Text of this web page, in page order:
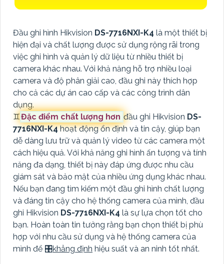
Đầu ghi hình Hikvision DS-7716NXI-K4 là một thiết bị
hiện đại và chất lượng được sử dụng rộng rãi trong
việc ghi hình và quản lý dữ liệu từ nhiều thiết bị
camera khác nhau. Với khả năng hỗ trợ nhiều loại
camera và độ phân giải cao, đầu ghi này thích hợp
cho cả các dự án cao cấp và các công trình dân
dụng.
♊Đặc điểm chất lượng hơn đầu ghi Hikvision DS-
7716NXI-K4hoạt động ổn định và tin cậy, giúp bạn
dễ dàng lưu trữ và quản lý video từ các camera một
cách hiệu quả. Với khả năng ghi hình ấn tượng và tính
năng đa dạng, thiết bị này đáp ứng được nhu cầu
giám sát và bảo mật của nhiều ứng dụng khác nhau.
Nếu bạn đang tìm kiếm một đầu ghi hình chất lượng
và đáng tin cậy cho hệ thống camera của mình, đầu
ghi Hikvision DS-7716NXI-K4 là sự lựa chọn tốt cho
bạn. Hoàn toàn tin tưởng rằng bạn chọn thiết bị phù
hợp với nhu cầu sử dụng và hệ thống camera của
mình để 🎛khẳng định hiệu suất và an ninh tốt nhất.